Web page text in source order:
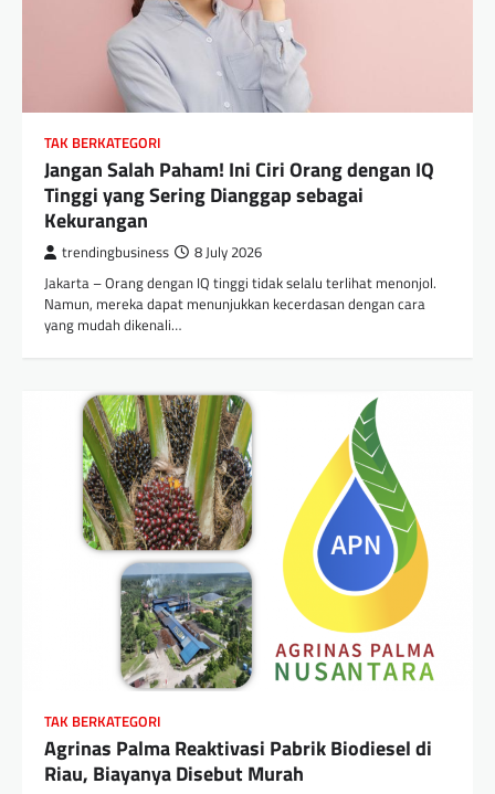
TAK BERKATEGORI
Jangan Salah Paham! Ini Ciri Orang dengan IQ
Tinggi yang Sering Dianggap sebagai
Kekurangan
trendingbusiness 8 July 2026
Jakarta – Orang dengan IQ tinggi tidak selalu terlihat menonjol.
Namun, mereka dapat menunjukkan kecerdasan dengan cara
yang mudah dikenali…
TAK BERKATEGORI
Agrinas Palma Reaktivasi Pabrik Biodiesel di
Riau, Biayanya Disebut Murah